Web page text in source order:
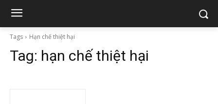
Tags Hạn chế thiệt hại
Tag: hạn chế thiệt hại